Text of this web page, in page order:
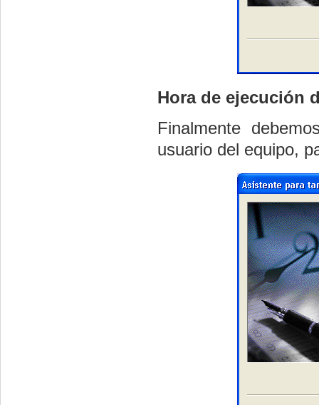
Hora de ejecución
Finalmente
usuario del equipo,